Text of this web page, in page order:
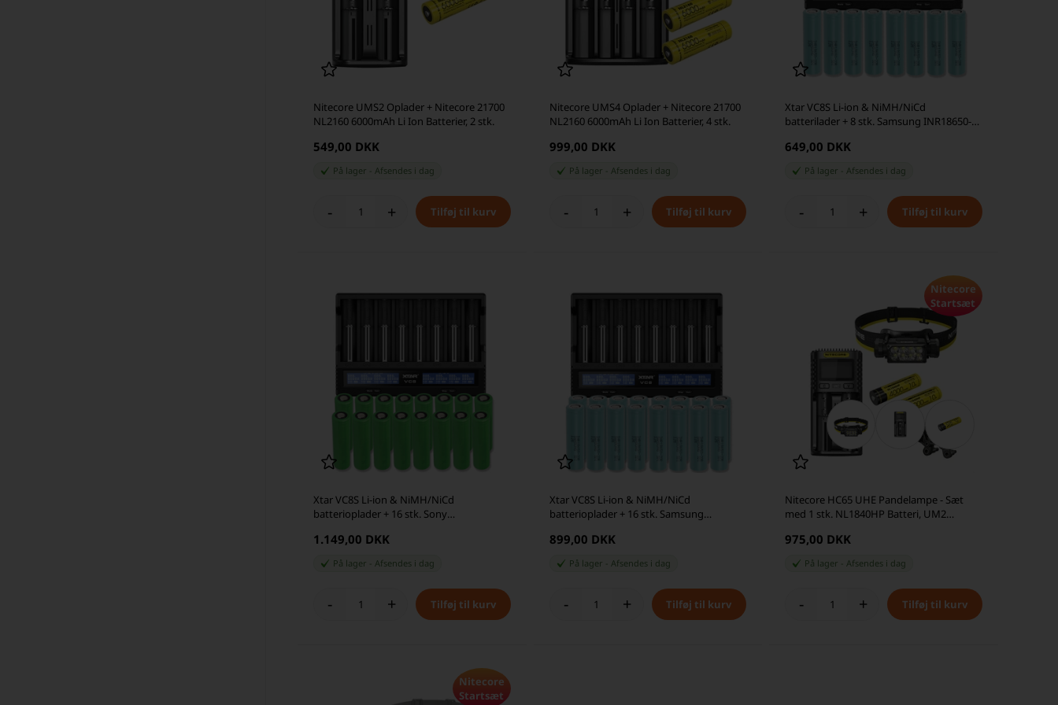
Nitecore UMS2 Oplader + Nitecore 21700
NL2160 6000mAh Li Ion Batterier, 2 stk.
549,00 DKK
På lager -Afsendes i dag
- +
Nitecore UMS4 Oplader + Nitecore 21700
NL2160 6000mAh Li Ion Batterier, 4 stk.
999,00 DKK
På lager Afsendes i dag
- +
Xtar VC8S Li-ion & NiMH/NiCd
batterilader + 8 stk. Samsung INR18650-
649,00 DKK
På lager -Afsendes i dag
- +
Xtar VC8S Li-ion & NiMH/NiCd
batterioplader + 16 stk. Sony
1.149,00 DKK
På lager Afsendes i dag
- +
Xtar VC8S Li-ion & NiMH/NiCd
batterioplader + 16 stk. Samsung
899,00 DKK
På lager Afsendes i dag
- +
Nitecore
Startsæt
Nitecore HC65 UHE Pandelampe - Sæt
med 1 stk. NL1840HP Batteri, UM2
975,00 DKK
På lager Afsendes i dag
- +
Nitecore
Startsæt